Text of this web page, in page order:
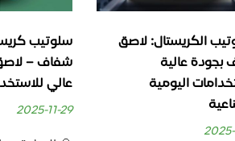
سلوتيب كريستال مكتبي
شفاف – لاصق قوي ووضوح
عالي للاستخدام اليومي